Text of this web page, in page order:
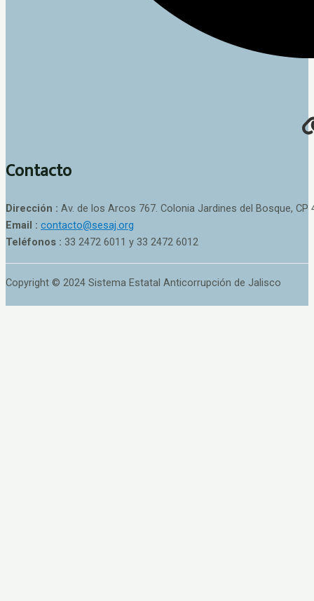
Contacto
Dirección : Av. de los Arcos 767. Colonia Jardines del Bosque, CP
Email : contacto@sesaj.org
Teléfonos : 33 2472 6011 y 33 2472 6012
Copyright © 2024 Sistema Estatal Anticorrupción de Jalisco